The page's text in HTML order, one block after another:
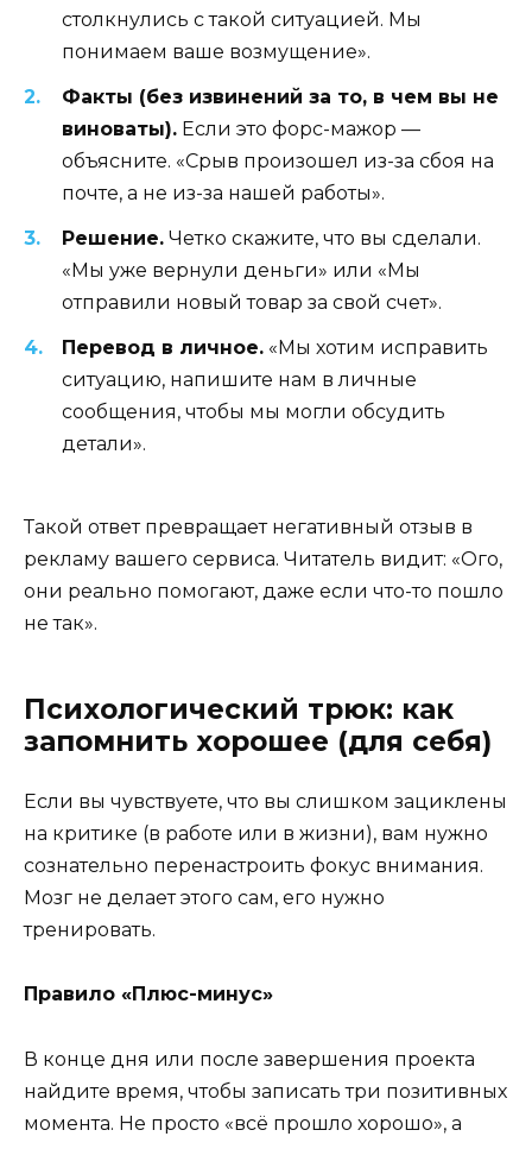
столкнулись с такой ситуацией. Мы
понимаем ваше возмущение».
Факты (без извинений за то, в чем вы не
виноваты). Если это форс-мажор —
объясните. «Срыв произошел из-за сбоя на
почте, а не из-за нашей работы».
Решение. Четко скажите, что вы сделали.
«Мы уже вернули деньги» или «Мы
отправили новый товар за свой счет».
Перевод в личное. «Мы хотим исправить
ситуацию, напишите нам в личные
сообщения, чтобы мы могли обсудить
детали».
Такой ответ превращает негативный отзыв в
рекламу вашего сервиса. Читатель видит: «Ого,
они реально помогают, даже если что-то пошло
не так».
Психологический трюк: как
запомнить хорошее (для себя)
Если вы чувствуете, что вы слишком зациклены
на критике (в работе или в жизни), вам нужно
сознательно перенастроить фокус внимания.
Мозг не делает этого сам, его нужно
тренировать.
Правило «Плюс-минус»
В конце дня или после завершения проекта
найдите время, чтобы записать три позитивных
момента. Не просто «всё прошло хорошо», а